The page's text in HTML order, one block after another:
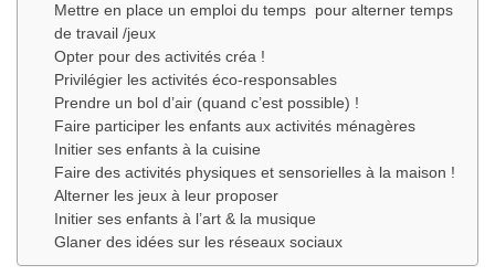
Mettre en place un emploi du temps pour alterner temps
de travail /jeux
Opter pour des activités créa !
Privilégier les activités éco-responsables
Prendre un bol d’air (quand c’est possible) !
Faire participer les enfants aux activités ménagères
Initier ses enfants à la cuisine
Faire des activités physiques et sensorielles à la maison !
Alterner les jeux à leur proposer
Initier ses enfants à l’art & la musique
Glaner des idées sur les réseaux sociaux